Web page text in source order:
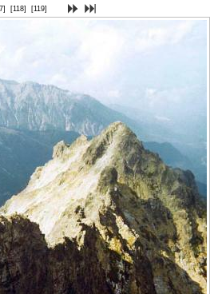
[118] [119]